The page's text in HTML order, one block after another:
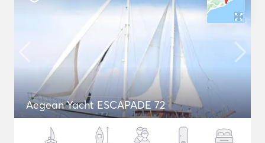
Aegean Yacht ESCAPADE 72